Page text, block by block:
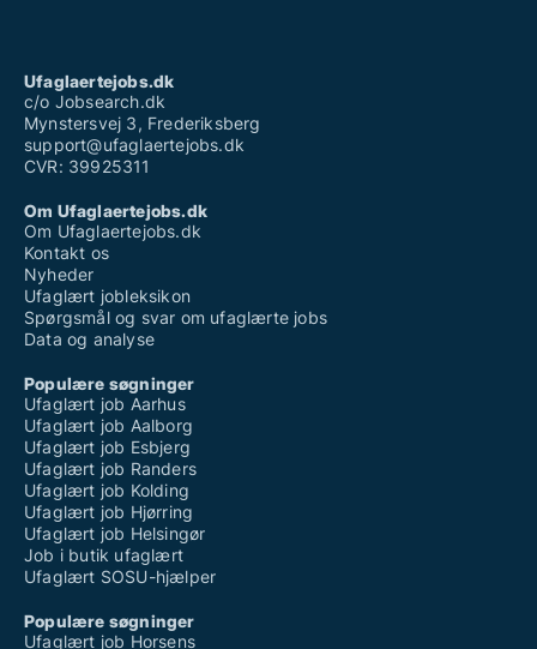
Ufaglærte
Vikarbureau københavn ufaglært
Ufaglaertejobs.dk
c/o Jobsearch.dk
Mynstersvej 3, Frederiksberg
support@ufaglaertejobs.dk
CVR: 39925311
Om Ufaglaertejobs.dk
Om Ufaglaertejobs.dk
Kontakt os
Nyheder
Ufaglært jobleksikon
Spørgsmål og svar om ufaglærte jobs
Data og analyse
Populære søgninger
Ufaglært job Aarhus
Ufaglært job Aalborg
Ufaglært job Esbjerg
Ufaglært job Randers
Ufaglært job Kolding
Ufaglært job Hjørring
Ufaglært job Helsingør
Job i butik ufaglært
Ufaglært SOSU-hjælper
Populære søgninger
Ufaglært job Horsens